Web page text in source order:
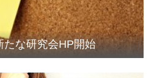
な研究会HP開始